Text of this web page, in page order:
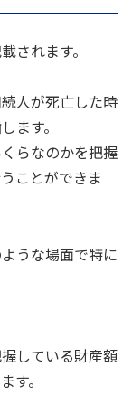
されます。
人が死亡した時
ます。
らなのかを把握
ことができま
うな場面で特に
している財産額
す。